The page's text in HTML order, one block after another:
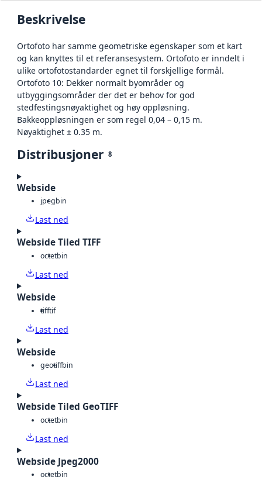
Beskrivelse
Ortofoto har samme geometriske egenskaper som et kart
og kan knyttes til et referansesystem. Ortofoto er inndelt i
ulike ortofotostandarder egnet til forskjellige formål.
Ortofoto 10: Dekker normalt byområder og
utbyggingsområder der det er behov for god
stedfestingsnøyaktighet og høy oppløsning.
Bakkeoppløsningen er som regel 0,04 – 0,15 m.
Nøyaktighet ± 0.35 m.
Distribusjoner 8
Webside
jpegbin
Last ned
Webside Tiled TIFF
octetbin
Last ned
Webside
tifftif
Last ned
Webside
geotiffbin
Last ned
Webside Tiled GeoTIFF
octetbin
Last ned
Webside Jpeg2000
octetbin